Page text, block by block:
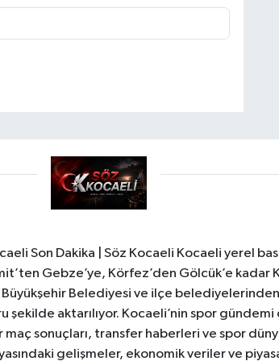
Son Dakika | Söz Kocaeli Kocaeli yerel
Gebze’ye, Körfez’den Gölcük’e
Büyükşehir Belediyesi ve ilçe
şekilde aktarılıyor. Kocaeli’nin spor
sonuçları, transfer haberleri ve spor
gelişmeler, ekonomik veriler ve